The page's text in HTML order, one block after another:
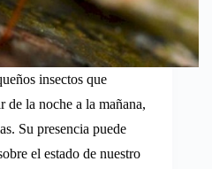
insectos que
de la noche a la mañana,
Su presencia puede
el estado de nuestro